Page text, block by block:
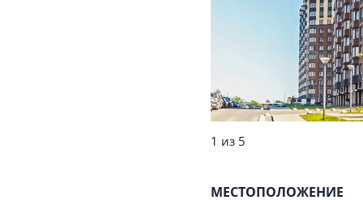
1 из 5
МЕСТОПОЛОЖЕНИЕ